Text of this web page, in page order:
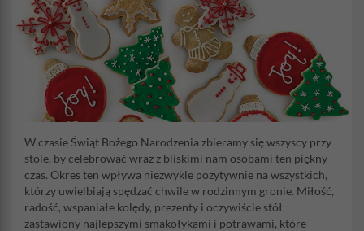
W czasie Świąt Bożego Narodzenia zbieramy się wszyscy przy
stole, by celebrować wraz z bliskimi nam osobami ten piękny
czas. Okres ten wpływa niezwykle pozytywnie na wszystkich,
którzy uwielbiają spędzać chwile w rodzinnym gronie. Miłość,
radość, wspaniałe kolędy, prezenty i oczywiście stół
zastawiony najlepszymi smakołykami i potrawami, które